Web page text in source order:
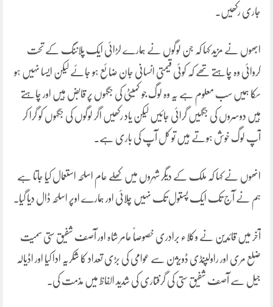
جاری رکھیں۔
ابھوں نے مزید کہا کہ جن لوگوں نے ہمارے لڑائی ایک پلاننگ کے تحت
کروائی وہ چاہتے تھے کہ کوئی قیمتی انسانی جان ضائع ہو جائے لیکن ایسا نہیں ہو
سکا ہمیں سب معلوم ہے یہ وہ لوگ جو کمیٹی کی جگہوں پر قابض ہیں اور چاہتے
ہیں دوسروں کی جگہیں گرائی جائیں لیکن یاد رکھیں اگر لوگوں کی جگہوں کو گرا کر
آپ لوگ خوش ہوتے ہیں تو کل آپ کی باری ہے۔
انھوں نے کہا کہ ملک کے دیگر شہروں میں کھلے عام اسلحہ استعمال کیا جاتا ہے
ہم نے آج تک ایک پستول تک نہیں چلائی اور ہمارے اوپر اسلحہ ڈال دیا گیا۔
آخر میں قائدین نے وکلاء برادری خصوصاً عامر شاہ اور آصف شفیق ستی سمیت
ضلع مری اور راولپنڈی ڈویژن سے عوامی کی بڑی تعداد کا شکریہ ادا کیا اور اڈیالہ
جیل سے آصف شفیق ستی کی گرفتاری کی شدید الفاظ میں مذمت کی۔